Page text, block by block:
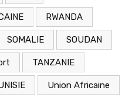
RWANDA
SOMALIE SOUDAN
TANZANIE
Union Africaine